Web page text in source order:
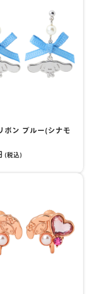
ボン ブルー(シナモ
(税込)